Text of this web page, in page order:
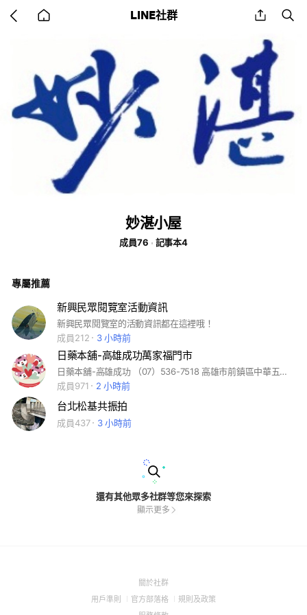
back LINE社群 share
妙湛小屋
成員76 記事本4
專屬推薦
新興民眾閱覽室活動資訊
新興民眾閱覽室的活動資訊都在這裡哦！
成員212
3 小時前
日藥本舖-高雄成功萬家福門市
日藥本舖-高雄成功 （07）536-7518 高雄市前鎮區中華五路1111號1樓 #日藥本舖 #成功家樂福 #日本藥妝
成員971
2 小時前
台北松基共振拍
成員437 3 小時前
還有其他眾多社群等您來探索
顯示更多
關於社群(Open
用戶準則
(Open
官方部落格
(Open
規則及政策(Open